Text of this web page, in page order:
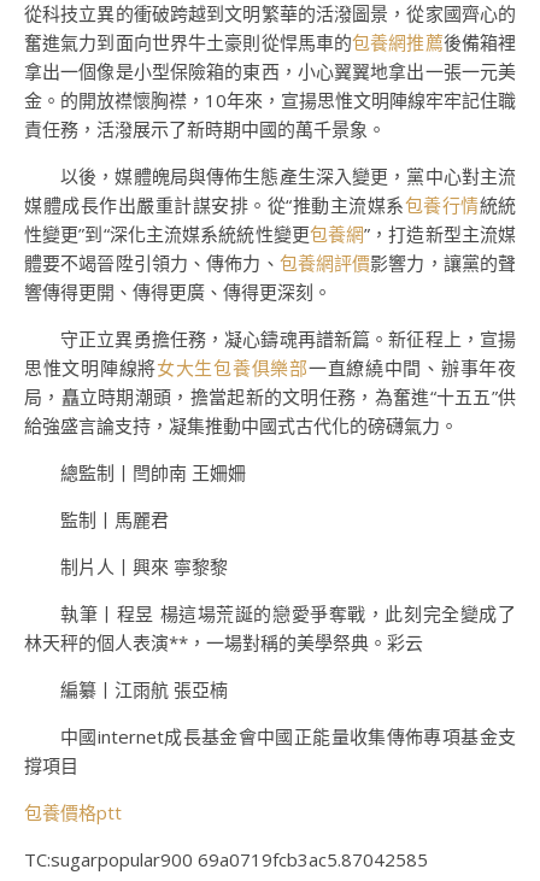
從科技立異的衝破跨越到文明繁華的活潑圖景，從家國齊心的
奮進氣力到面向世界牛土豪則從悍馬車的包養網推薦後備箱裡
拿出一個像是小型保險箱的東西，小心翼翼地拿出一張一元美
金。的開放襟懷胸襟，10年來，宣揚思惟文明陣線牢牢記住職
責任務，活潑展示了新時期中國的萬千景象。
以後，媒體魄局與傳佈生態產生深入變更，黨中心對主流
媒體成長作出嚴重計謀安排。從“推動主流媒系包養行情統統
性變更”到“深化主流媒系統統性變更包養網”，打造新型主流媒
體要不竭晉陞引領力、傳佈力、 包養網評價影響力，讓黨的聲
響傳得更開、傳得更廣、傳得更深刻。
守正立異勇擔任務，凝心鑄魂再譜新篇。新征程上，宣揚
思惟文明陣線將女大生包養俱樂部一直繚繞中間、辦事年夜
局，矗立時期潮頭，擔當起新的文明任務，為奮進“十五五”供
給強盛言論支持，凝集推動中國式古代化的磅礴氣力。
總監制丨閆帥南 王姍姍
監制丨馬麗君
制片人丨興來 寧黎黎
執筆丨程昱 楊這場荒誕的戀愛爭奪戰，此刻完全變成了
林天秤的個人表演**，一場對稱的美學祭典。彩云
編纂丨江雨航 張亞楠
中國internet成長基金會中國正能量收集傳佈專項基金支
撐項目
包養價格ptt
TC:sugarpopular900 69a0719fcb3ac5.87042585